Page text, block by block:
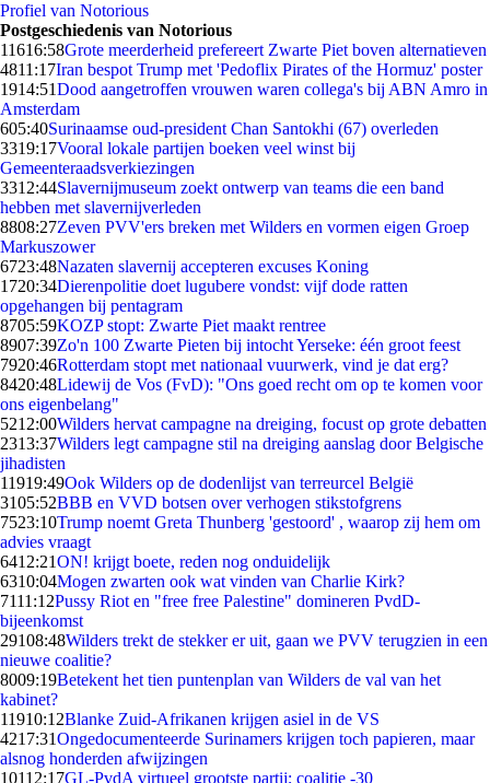
Profiel van Notorious
Postgeschiedenis van Notorious
11616:58Grote meerderheid prefereert Zwarte Piet boven alternatieven
4811:17Iran bespot Trump met 'Pedoflix Pirates of the Hormuz' poster
1914:51Dood aangetroffen vrouwen waren collega's bij ABN Amro in
Amsterdam
605:40Surinaamse oud-president Chan Santokhi (67) overleden
3319:17Vooral lokale partijen boeken veel winst bij
Gemeenteraadsverkiezingen
3312:44Slavernijmuseum zoekt ontwerp van teams die een band
hebben met slavernijverleden
8808:27Zeven PVV'ers breken met Wilders en vormen eigen Groep
Markuszower
6723:48Nazaten slavernij accepteren excuses Koning
1720:34Dierenpolitie doet lugubere vondst: vijf dode ratten
opgehangen bij pentagram
8705:59KOZP stopt: Zwarte Piet maakt rentree
8907:39Zo'n 100 Zwarte Pieten bij intocht Yerseke: één groot feest
7920:46Rotterdam stopt met nationaal vuurwerk, vind je dat erg?
8420:48Lidewij de Vos (FvD): "Ons goed recht om op te komen voor
ons eigenbelang"
5212:00Wilders hervat campagne na dreiging, focust op grote debatten
2313:37Wilders legt campagne stil na dreiging aanslag door Belgische
jihadisten
11919:49Ook Wilders op de dodenlijst van terreurcel België
3105:52BBB en VVD botsen over verhogen stikstofgrens
7523:10Trump noemt Greta Thunberg 'gestoord' , waarop zij hem om
advies vraagt
6412:21ON! krijgt boete, reden nog onduidelijk
6310:04Mogen zwarten ook wat vinden van Charlie Kirk?
7111:12Pussy Riot en "free free Palestine" domineren PvdD-
bijeenkomst
29108:48Wilders trekt de stekker er uit, gaan we PVV terugzien in een
nieuwe coalitie?
8009:19Betekent het tien puntenplan van Wilders de val van het
kabinet?
11910:12Blanke Zuid-Afrikanen krijgen asiel in de VS
4217:31Ongedocumenteerde Surinamers krijgen toch papieren, maar
alsnog honderden afwijzingen
10112:17GL-PvdA virtueel grootste partij; coalitie -30